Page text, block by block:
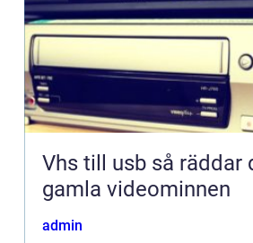
Vhs till usb så räddar du dina
gamla videominnen
admin